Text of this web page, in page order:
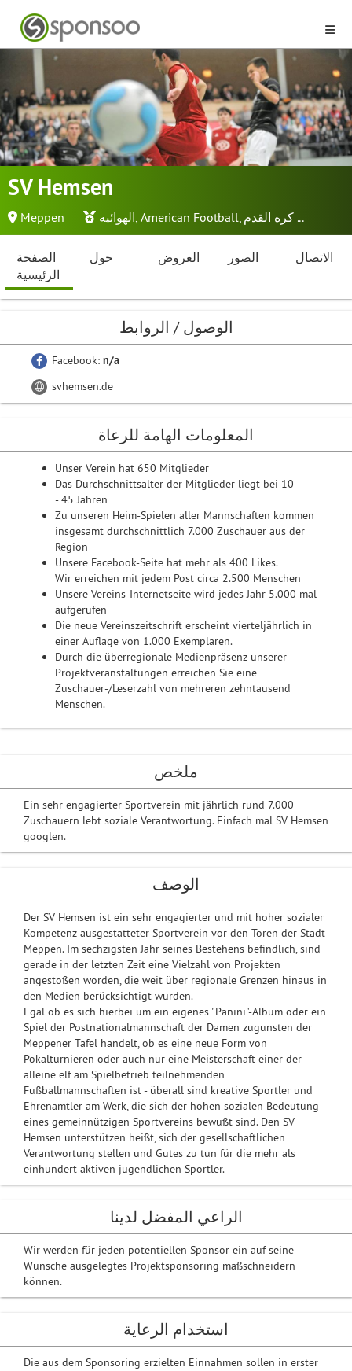
SV Hemsen
Meppen الهوائيه, American Football, كره القدم ...
الصفحة
الرئيسية
حول العروض الصور الاتصال
ملخص
Ein sehr engagierter Sportverein mit jährlich rund 7.000
Zuschauern lebt soziale Verantwortung. Einfach mal SV Hemsen
googlen.
الوصف
Der SV Hemsen ist ein sehr engagierter und mit hoher sozialer
Kompetenz ausgestatteter Sportverein vor den Toren der Stadt
Meppen. Im sechzigsten Jahr seines Bestehens befindlich, sind
gerade in der letzten Zeit eine Vielzahl von Projekten
angestoßen worden, die weit über regionale Grenzen hinaus in
den Medien berücksichtigt wurden.
Egal ob es sich hierbei um ein eigenes "Panini"-Album oder ein
Spiel der Postnationalmannschaft der Damen zugunsten der
Meppener Tafel handelt, ob es eine neue Form von
Pokalturnieren oder auch nur eine Meisterschaft einer der
alleine elf am Spielbetrieb teilnehmenden
Fußballmannschaften ist - überall sind kreative Sportler und
Ehrenamtler am Werk, die sich der hohen sozialen Bedeutung
eines gemeinnützigen Sportvereins bewußt sind. Den SV
Hemsen unterstützen heißt, sich der gesellschaftlichen
Verantwortung stellen und Gutes zu tun für die mehr als
einhundert aktiven jugendlichen Sportler.
الراعي المفضل لدينا
Wir werden für jeden potentiellen Sponsor ein auf seine
Wünsche ausgelegtes Projektsponsoring maßschneidern
können.
استخدام الرعاية
Die aus dem Sponsoring erzielten Einnahmen sollen in erster
الوصول / الروابط
Facebook: n/a
svhemsen.de
المعلومات الهامة للرعاة
Unser Verein hat 650 Mitglieder
Das Durchschnittsalter der Mitglieder liegt bei 10
- 45 Jahren
Zu unseren Heim-Spielen aller Mannschaften kommen
insgesamt durchschnittlich 7.000 Zuschauer aus der
Region
Unsere Facebook-Seite hat mehr als 400 Likes.
Wir erreichen mit jedem Post circa 2.500 Menschen
Unsere Vereins-Internetseite wird jedes Jahr 5.000 mal
aufgerufen
Die neue Vereinszeitschrift erscheint vierteljährlich in
einer Auflage von 1.000 Exemplaren.
Durch die überregionale Medienpräsenz unserer
Projektveranstaltungen erreichen Sie eine
Zuschauer-/Leserzahl von mehreren zehntausend
Menschen.